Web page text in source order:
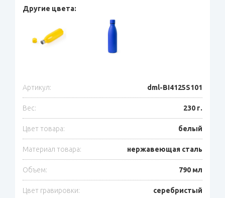
Другие цвета:
Артикул: dml-BI4125S101
Вес: 230 г.
Цвет товара: белый
Материал товара: нержавеющая cталь
Объем: 790 мл
Цвет гравировки: серебристый